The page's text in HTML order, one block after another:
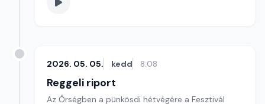
2026. 05. 05. kedd 8:08
Reggeli riport
Az Őrségben a pünkösdi hétvégére a Fesztivál